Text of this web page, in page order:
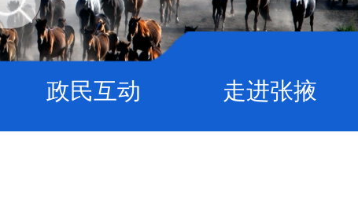
政民互动 走进张掖